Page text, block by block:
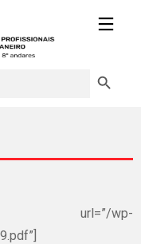
wp-